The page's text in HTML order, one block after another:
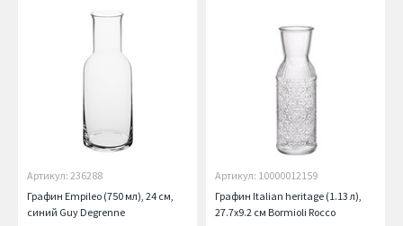
Артикул: 236288
Графин Empileo (750 мл), 24 см,
синий Guy Degrenne
Артикул: 10000012159
Графин Italian heritage (1.13 л),
27.7х9.2 см Bormioli Rocco